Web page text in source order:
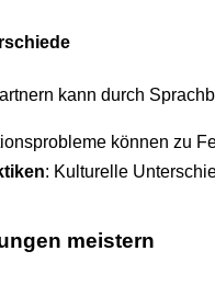
kann durch
können zu
: Kulturelle
meistern